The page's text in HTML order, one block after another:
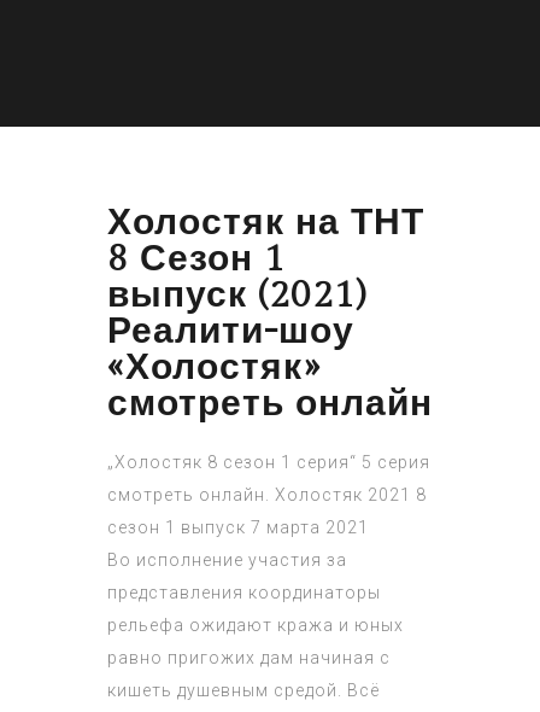
Холостяк на ТНТ
8 Сезон 1
выпуск (2021)
Реалити-шоу
«Холостяк»
смотреть онлайн
„Холостяк 8 сезон 1 серия“ 5 серия
смотреть онлайн. Холостяк 2021 8
сезон 1 выпуск 7 марта 2021
Во исполнение участия за
представления координаторы
рельефа ожидают кража и юных
равно пригожих дам начиная с
кишеть душевным средой. Всё